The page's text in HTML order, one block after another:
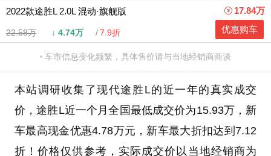
2022款途胜L 2.0L 混动·旗舰版
22.58万 ↓ 4.74万 7.9折
17.84万
优惠购车
车市信息变化频繁，具体售价请与当地经销商商谈
本站调研收集了现代途胜L的近一年的真实成交
价，途胜L近一个月全国最低成交价为15.93万，新
车最高现金优惠4.78万元，新车最大折扣达到7.12
折！价格仅供参考，实际成交价以当地经销商为